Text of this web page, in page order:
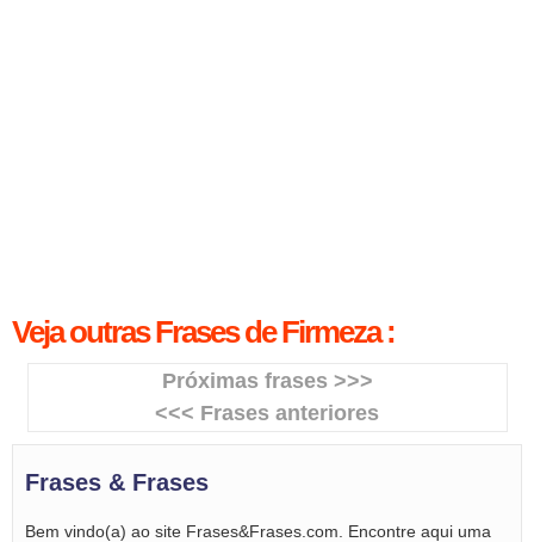
Veja outras Frases de Firmeza :
Próximas frases >>>
<<< Frases anteriores
Frases & Frases
Bem vindo(a) ao site Frases&Frases.com. Encontre aqui uma